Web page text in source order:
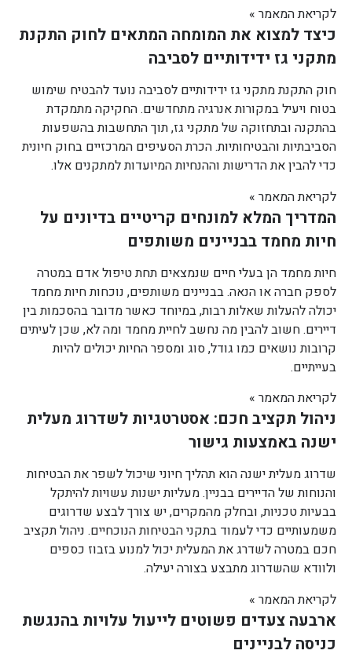
לקריאת המאמר »
כיצד למצוא את המומחה המתאים לחוק התקנת
מתקני גז ידידותיים לסביבה
חוק התקנת מתקני גז ידידותיים לסביבה נועד להבטיח שימוש
בטוח ויעיל במקורות אנרגיה מתחדשים. החקיקה מתמקדת
בהתקנה ובתחזוקה של מתקני גז, תוך התחשבות בהשפעות
הסביבתיות והבטיחותיות. הכרת הסעיפים המרכזיים בחוק חיונית
כדי להבין את הדרישות וההנחיות המיועדות למתקנים אלו.
לקריאת המאמר »
המדריך המלא למונחים קריטיים בדיונים על
חיות מחמד בבניינים משותפים
חיות מחמד הן בעלי חיים שנמצאים תחת טיפול אדם במטרה
לספק חברה או הנאה. בבניינים משותפים, נוכחות חיות מחמד
יכולה להעלות שאלות רבות, במיוחד כאשר מדובר בהסכמות בין
דיירים. חשוב להבין מה נחשב לחיית מחמד ומה לא, שכן לעיתים
קרובות נושאים כמו גודל, סוג ומספר החיות יכולים להיות
בעייתיים.
לקריאת המאמר »
ניהול תקציב חכם: אסטרטגיות לשדרוג מעלית
ישנה באמצעות גישור
שדרוג מעלית ישנה הוא תהליך חיוני שיכול לשפר את הבטיחות
והנוחות של הדיירים בבניין. מעליות ישנות עשויות להיתקל
בבעיות טכניות, ובחלק מהמקרים, יש צורך לבצע שדרוגים
משמעותיים כדי לעמוד בתקני הבטיחות הנוכחיים. ניהול תקציב
חכם במטרה לשדרג את המעלית יכול למנוע בזבוז כספים
ולוודא שהשדרוג מתבצע בצורה יעילה.
לקריאת המאמר »
ארבעה צעדים פשוטים לייעול עלויות בהנגשת
כניסה לבניינים